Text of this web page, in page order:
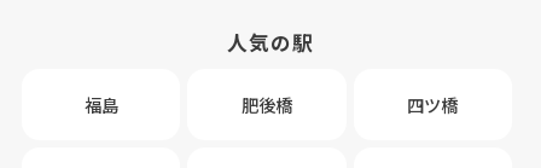
人気の駅
福島 肥後橋 四ツ橋